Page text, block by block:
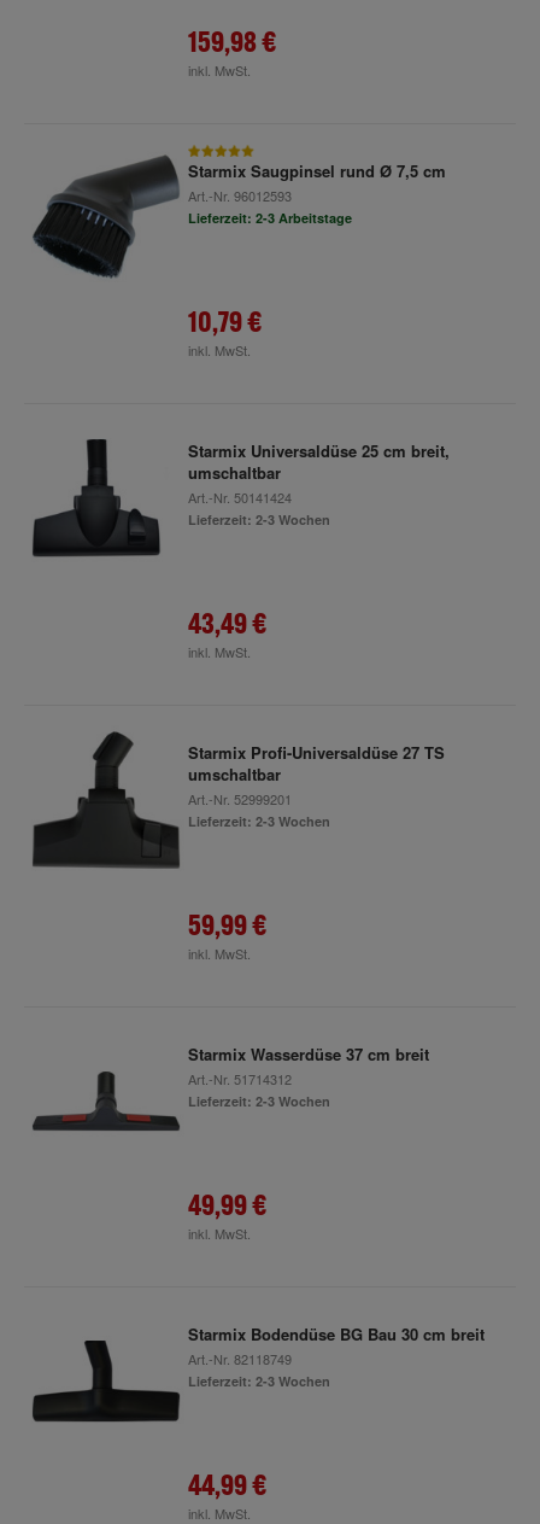
159,98 €
inkl. MwSt.
Starmix Saugpinsel rund Ø 7,5 cm
Art.-Nr. 96012593
Lieferzeit: 2-3 Arbeitstage
10,79 €
inkl. MwSt.
Starmix Universaldüse 25 cm breit,
umschaltbar
Art.-Nr. 50141424
Lieferzeit: 2-3 Wochen
43,49 €
inkl. MwSt.
Starmix Profi-Universaldüse 27 TS
umschaltbar
Art.-Nr. 52999201
Lieferzeit: 2-3 Wochen
59,99 €
inkl. MwSt.
Starmix Wasserdüse 37 cm breit
Art.-Nr. 51714312
Lieferzeit: 2-3 Wochen
49,99 €
inkl. MwSt.
Starmix Bodendüse BG Bau 30 cm breit
Art.-Nr. 82118749
Lieferzeit: 2-3 Wochen
44,99 €
inkl. MwSt.